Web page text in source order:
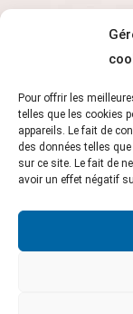
Pour offrir les
telles que les cookies
appareils. Le fait de
des données telles
sur ce site. Le fait de
avoir un effet négatif
Farines
02 96 73 61
Z.A. de
22520 Binic